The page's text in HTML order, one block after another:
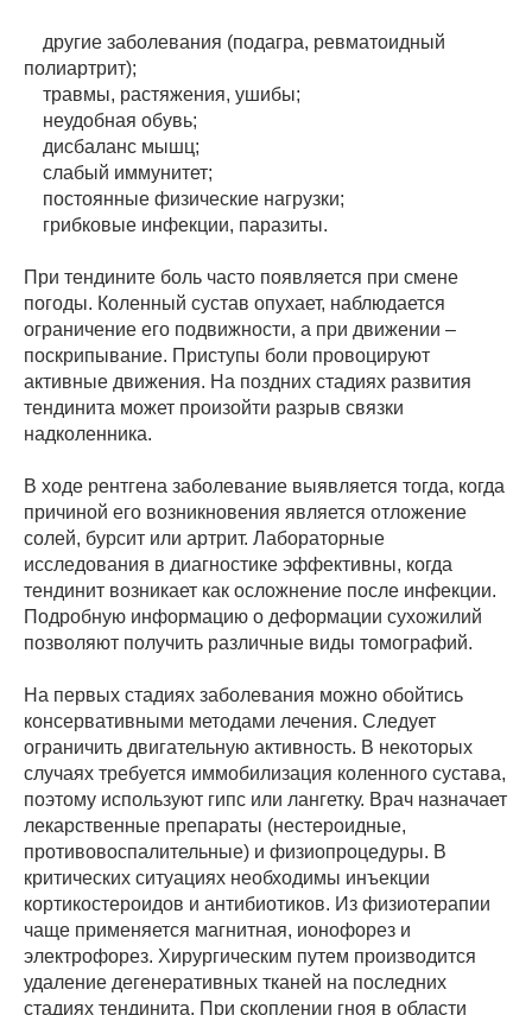
другие заболевания (подагра, ревматоидный
полиартрит);
травмы, растяжения, ушибы;
неудобная обувь;
дисбаланс мышц;
слабый иммунитет;
постоянные физические нагрузки;
грибковые инфекции, паразиты.
При тендините боль часто появляется при смене
погоды. Коленный сустав опухает, наблюдается
ограничение его подвижности, а при движении –
поскрипывание. Приступы боли провоцируют
активные движения. На поздних стадиях развития
тендинита может произойти разрыв связки
надколенника.
В ходе рентгена заболевание выявляется тогда, когда
причиной его возникновения является отложение
солей, бурсит или артрит. Лабораторные
исследования в диагностике эффективны, когда
тендинит возникает как осложнение после инфекции.
Подробную информацию о деформации сухожилий
позволяют получить различные виды томографий.
На первых стадиях заболевания можно обойтись
консервативными методами лечения. Следует
ограничить двигательную активность. В некоторых
случаях требуется иммобилизация коленного сустава,
поэтому используют гипс или лангетку. Врач назначает
лекарственные препараты (нестероидные,
противовоспалительные) и физиопроцедуры. В
критических ситуациях необходимы инъекции
кортикостероидов и антибиотиков. Из физиотерапии
чаще применяется магнитная, ионофорез и
электрофорез. Хирургическим путем производится
удаление дегенеративных тканей на последних
стадиях тендинита. При скоплении гноя в области